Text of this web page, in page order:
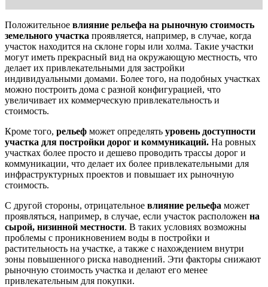
Положительное влияние рельефа на рыночную стоимость
земельного участка проявляется, например, в случае, когда
участок находится на склоне горы или холма. Такие участки
могут иметь прекрасный вид на окружающую местность, что
делает их привлекательными для застройки
индивидуальными домами. Более того, на подобных участках
можно построить дома с разной конфигурацией, что
увеличивает их коммерческую привлекательность и
стоимость.
Кроме того, рельеф может определять уровень доступности
участка для постройки дорог и коммуникаций. На ровных
участках более просто и дешево проводить трассы дорог и
коммуникации, что делает их более привлекательными для
инфраструктурных проектов и повышает их рыночную
стоимость.
С другой стороны, отрицательное влияние рельефа может
проявляться, например, в случае, если участок расположен на
сырой, низинной местности. В таких условиях возможны
проблемы с проникновением воды в постройки и
растительность на участке, а также с нахождением внутри
зоны повышенного риска наводнений. Эти факторы снижают
рыночную стоимость участка и делают его менее
привлекательным для покупки.